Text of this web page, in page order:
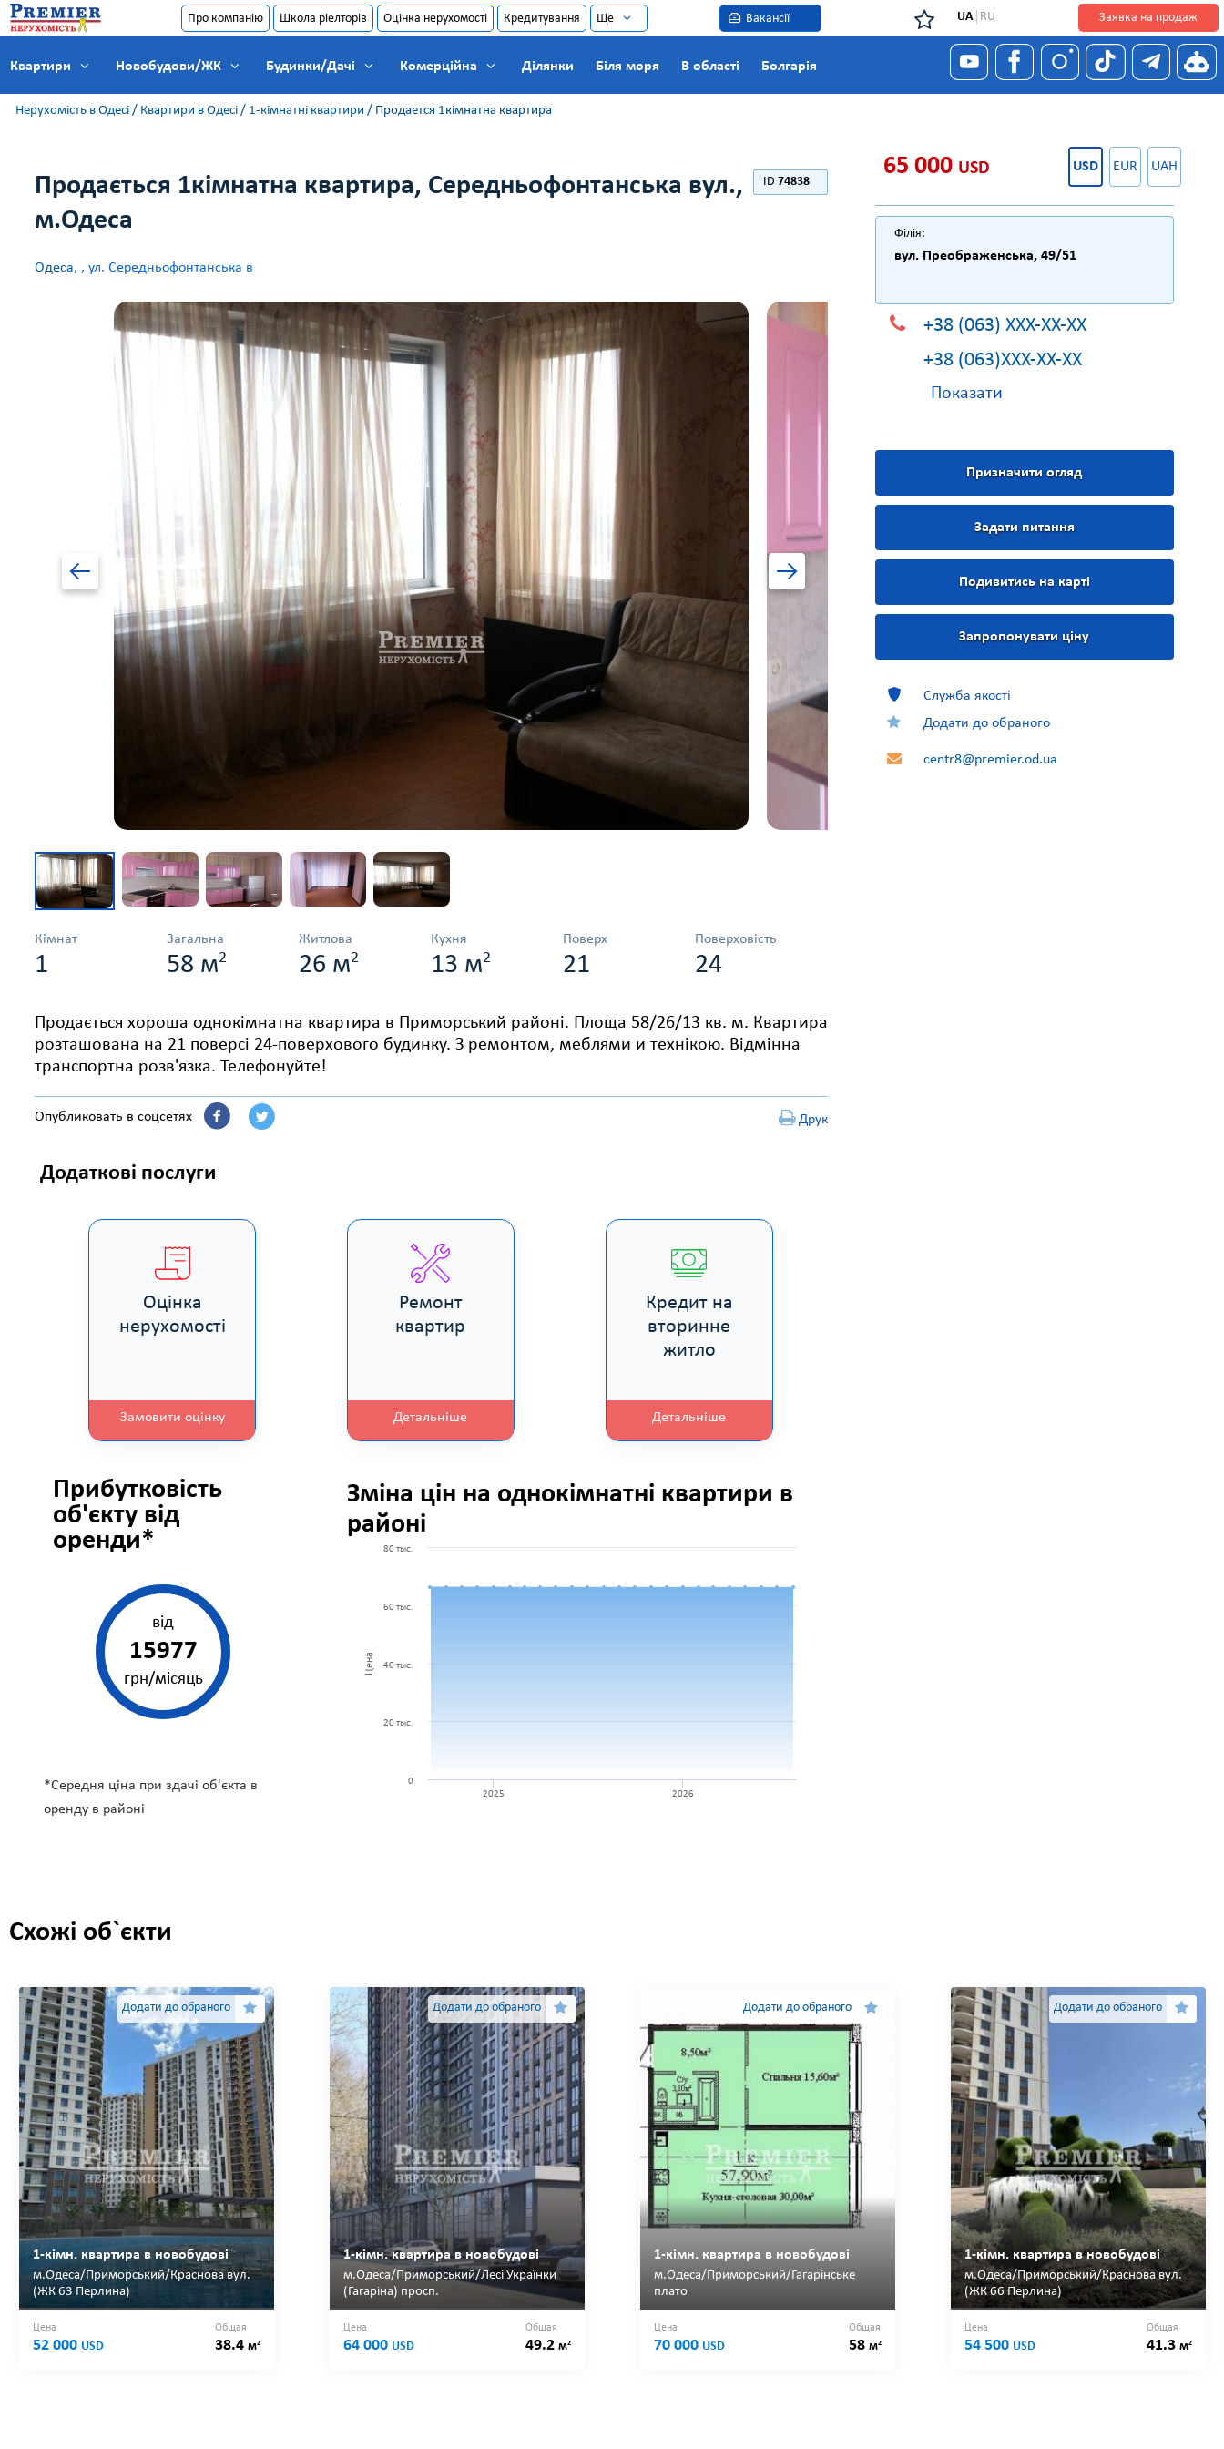
Про компанію Школа ріелторів Оцінка нерухомості Кредитування Ще Вакансії UA RU Заявка на продаж
Квартири Новобудови/ЖК Будинки/Дачі Комерційна Ділянки Біля моря В області Болгарія
Нерухомість в Одесі / Квартири в Одесі / 1-кімнатні квартири / Продается 1кімнатна квартира
Продається 1кімнатна квартира, Середньофонтанська вул.,
м.Одеса
Одеса, , ул. Середньофонтанська в
ID 74838
Кімнат
1
Загальна
58 м2
Житлова
26 м2
Кухня
13 м2
Поверх
21
Поверховість
24
Продається хороша однокімнатна квартира в Приморський районі. Площа 58/26/13 кв. м. Квартира
розташована на 21 поверсі 24-поверхового будинку. З ремонтом, меблями и технікою. Відмінна
транспортна розв'язка. Телефонуйте!
Опубликовать в соцсетях Друк
Додаткові послуги
Оцінка
нерухомості
Замовити оцінку
Ремонт
квартир
Детальніше
Кредит на
вторинне
житло
Детальніше
Прибутковість
об'єкту від
оренди*
від
15977
грн/місяць
*Середня ціна при здачі об'єкта в
оренду в районі
Зміна цін на однокімнатні квартири в
районі
Цена
2025 2026
0
20 тыс.
40 тыс.
60 тыс.
80 тыс.
65 000 USD USD EUR UAH
Філія:
вул. Преображенська, 49/51
+38 (063) XXX-XX-XX
+38 (063)XXX-XX-XX
Показати
Призначити огляд
Задати питання
Подивитись на карті
Запропонувати ціну
Служба якості
Додати до обраного
centr8@premier.od.ua
Схожі об`єкти
Додати до обраного
1-кімн. квартира в новобудові
м.Одеса/Приморський/Краснова вул.
(ЖК 63 Перлина)
Цена
52 000 USD
Общая
38.4 м2
Додати до обраного
1-кімн. квартира в новобудові
м.Одеса/Приморський/Лесі Українки
(Гагаріна) просп.
Цена
64 000 USD
Общая
49.2 м2
Додати до обраного
1-кімн. квартира в новобудові
м.Одеса/Приморський/Гагарінське
плато
Цена
70 000 USD
Общая
58 м2
Додати до обраного
1-кімн. квартира в новобудові
м.Одеса/Приморський/Краснова вул.
(ЖК 66 Перлина)
Цена
54 500 USD
Общая
41.3 м2